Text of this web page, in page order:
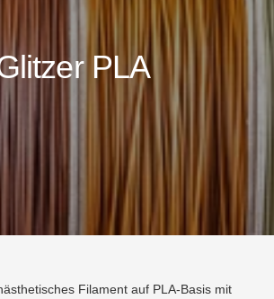
PLA
Filament auf PLA-Basis mit